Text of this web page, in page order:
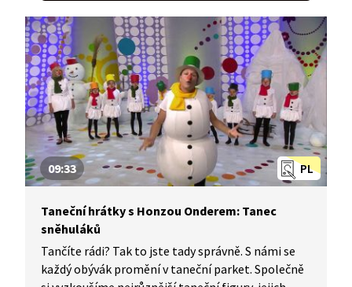
PL
09:33
Taneční hrátky s Honzou Onderem: Tanec
sněhuláků
Tančíte rádi? Tak to jste tady správně. S námi se
každý obývák promění v taneční parket. Společně